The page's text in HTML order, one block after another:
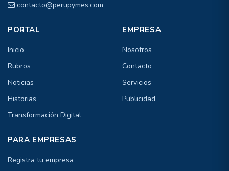
contacto@perupymes.com
PORTAL
Inicio
Rubros
Noticias
Historias
Transformación Digital
EMPRESA
Nosotros
Contacto
Servicios
Publicidad
PARA EMPRESAS
Registra tu empresa